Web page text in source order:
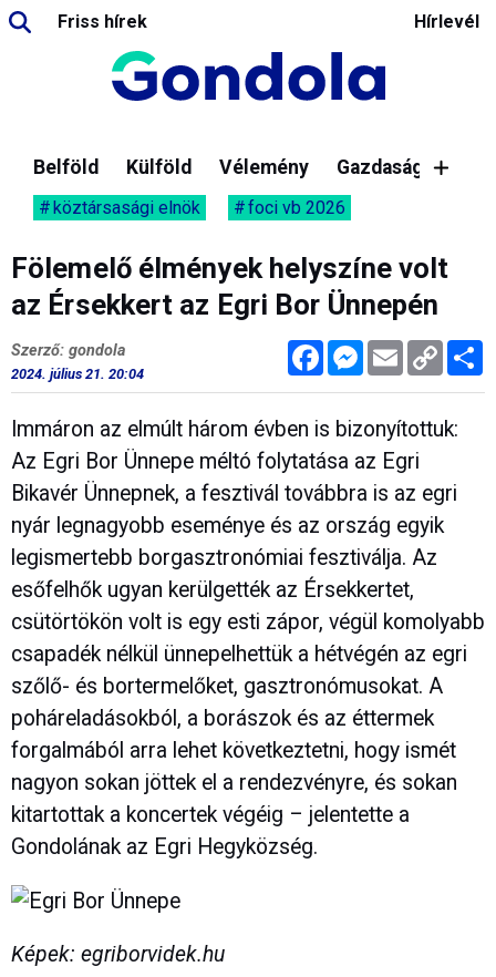
Friss hírek Hírlevél
Belföld Külföld Vélemény Gazdaság
köztársasági elnök foci vb 2026
Fölemelő élmények helyszíne volt
az Érsekkert az Egri Bor Ünnepén
FacebookMessenger
Email Copy
Link
Szerző: gondola
2024. július 21. 20:04
Immáron az elmúlt három évben is bizonyítottuk:
Az Egri Bor Ünnepe méltó folytatása az Egri
Bikavér Ünnepnek, a fesztivál továbbra is az egri
nyár legnagyobb eseménye és az ország egyik
legismertebb borgasztronómiai fesztiválja. Az
esőfelhők ugyan kerülgették az Érsekkertet,
csütörtökön volt is egy esti zápor, végül komolyabb
csapadék nélkül ünnepelhettük a hétvégén az egri
szőlő- és bortermelőket, gasztronómusokat. A
poháreladásokból, a borászok és az éttermek
forgalmából arra lehet következtetni, hogy ismét
nagyon sokan jöttek el a rendezvényre, és sokan
kitartottak a koncertek végéig – jelentette a
Gondolának az Egri Hegyközség.
Képek: egriborvidek.hu